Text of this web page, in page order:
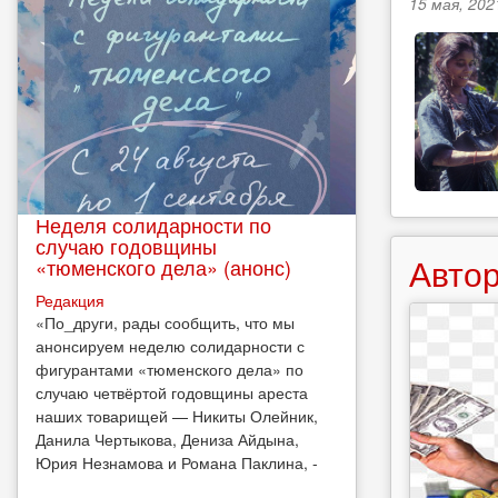
Неделя солидарности по
случаю годовщины
«тюменского дела» (анонс)
Редакция
​«По_други, рады сообщить, что мы
анонсируем неделю солидарности с
фигурантами «тюменского дела» по
случаю четвёртой годовщины ареста
наших товарищей — Никиты Олейник,
Данила Чертыкова, Дениза Айдына,
Юрия Незнамова и Романа Паклина, -